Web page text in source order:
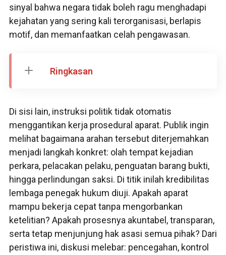
sinyal bahwa negara tidak boleh ragu menghadapi
kejahatan yang sering kali terorganisasi, berlapis
motif, dan memanfaatkan celah pengawasan.
Ringkasan
Di sisi lain, instruksi politik tidak otomatis
menggantikan kerja prosedural aparat. Publik ingin
melihat bagaimana arahan tersebut diterjemahkan
menjadi langkah konkret: olah tempat kejadian
perkara, pelacakan pelaku, penguatan barang bukti,
hingga perlindungan saksi. Di titik inilah kredibilitas
lembaga penegak hukum diuji. Apakah aparat
mampu bekerja cepat tanpa mengorbankan
ketelitian? Apakah prosesnya akuntabel, transparan,
serta tetap menjunjung hak asasi semua pihak? Dari
peristiwa ini, diskusi melebar: pencegahan, kontrol